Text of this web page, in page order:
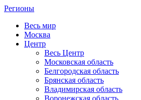
Регионы
Весь мир
Москва
Центр
Весь Центр
Московская область
Белгородская область
Брянская область
Владимирская область
Воронежская область